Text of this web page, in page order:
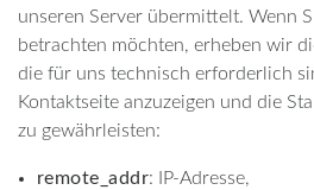
unseren Server übermittelt. Wenn
betrachten möchten, erheben wir
die für uns technisch erforderlich
Kontaktseite anzuzeigen und die
zu gewährleisten:
remote_addr: IP-Adresse,